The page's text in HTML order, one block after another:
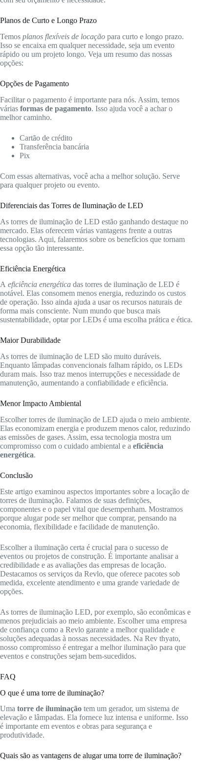
Planos de Curto e Longo Prazo
Temos planos flexíveis de locação para curto e longo prazo.
Isso se encaixa em qualquer necessidade, seja um evento
rápido ou um projeto longo. Veja um resumo das nossas
opções:
Opções de Pagamento
Facilitar o pagamento é importante para nós. Assim, temos
várias formas de pagamento. Isso ajuda você a achar o
melhor caminho.
Cartão de crédito
Transferência bancária
Pix
Com essas alternativas, você acha a melhor solução. Serve
para qualquer projeto ou evento.
Diferenciais das Torres de Iluminação de LED
As torres de iluminação de LED estão ganhando destaque no
mercado. Elas oferecem várias vantagens frente a outras
tecnologias. Aqui, falaremos sobre os benefícios que tornam
essa opção tão interessante.
Eficiência Energética
A eficiência energética das torres de iluminação de LED é
notável. Elas consomem menos energia, reduzindo os custos
de operação. Isso ainda ajuda a usar os recursos naturais de
forma mais consciente. Num mundo que busca mais
sustentabilidade, optar por LEDs é uma escolha prática e ética.
Maior Durabilidade
As torres de iluminação de LED são muito duráveis.
Enquanto lâmpadas convencionais falham rápido, os LEDs
duram mais. Isso traz menos interrupções e necessidade de
manutenção, aumentando a confiabilidade e eficiência.
Menor Impacto Ambiental
Escolher torres de iluminação de LED ajuda o meio ambiente.
Elas economizam energia e produzem menos calor, reduzindo
as emissões de gases. Assim, essa tecnologia mostra um
compromisso com o cuidado ambiental e a eficiência
energética.
Conclusão
Este artigo examinou aspectos importantes sobre a locação de
torres de iluminação. Falamos de suas definições,
componentes e o papel vital que desempenham. Mostramos
porque alugar pode ser melhor que comprar, pensando na
economia, flexibilidade e facilidade de manutenção.
Escolher a iluminação certa é crucial para o sucesso de
eventos ou projetos de construção. É importante analisar a
credibilidade e as avaliações das empresas de locação.
Destacamos os serviços da Revlo, que oferece pacotes sob
medida, excelente atendimento e uma grande variedade de
opções.
As torres de iluminação LED, por exemplo, são econômicas e
menos prejudiciais ao meio ambiente. Escolher uma empresa
de confiança como a Revlo garante a melhor qualidade e
soluções adequadas à nossas necessidades. Na Rev thyato,
nosso compromisso é entregar a melhor iluminação para que
eventos e construções sejam bem-sucedidos.
FAQ
O que é uma torre de iluminação?
Uma torre de iluminação tem um gerador, um sistema de
elevação e lâmpadas. Ela fornece luz intensa e uniforme. Isso
é importante em eventos e obras para segurança e
produtividade.
Quais são as vantagens de alugar uma torre de iluminação?